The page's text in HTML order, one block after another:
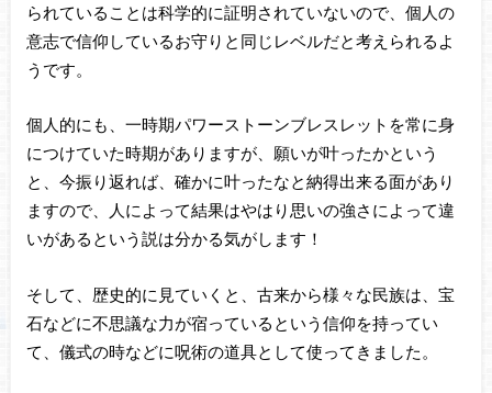
られていることは科学的に証明されていないので、個人の
意志で信仰しているお守りと同じレベルだと考えられるよ
うです。
個人的にも、一時期パワーストーンブレスレットを常に身
につけていた時期がありますが、願いが叶ったかという
と、今振り返れば、確かに叶ったなと納得出来る面があり
ますので、人によって結果はやはり思いの強さによって違
いがあるという説は分かる気がします！
そして、歴史的に見ていくと、古来から様々な民族は、宝
石などに不思議な力が宿っているという信仰を持ってい
て、儀式の時などに呪術の道具として使ってきました。